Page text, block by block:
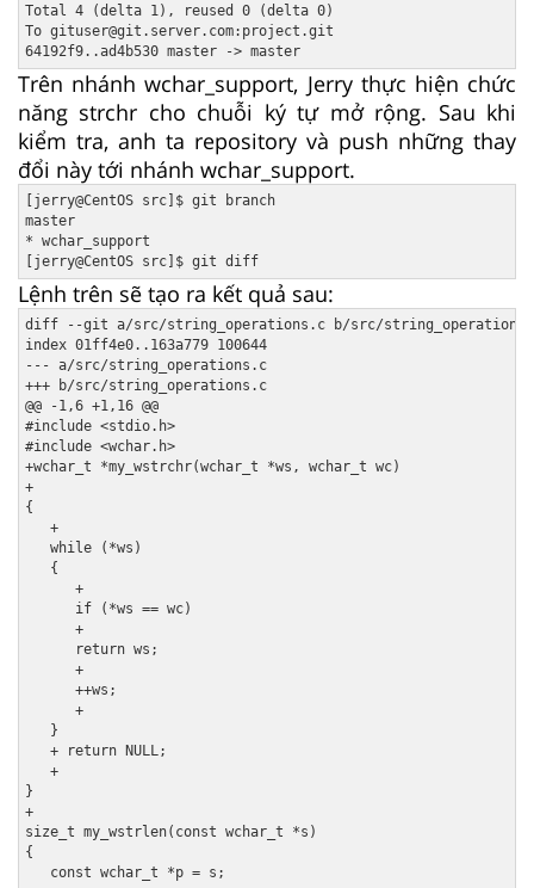
Total 4 (delta 1), reused 0 (delta 0)
To gituser@git.server.com:project.git
Trên nhánh wchar_support, Jerry thực hiện chức
năng strchr cho chuỗi ký tự mở rộng. Sau khi
kiểm tra, anh ta repository và push những thay
đổi này tới nhánh wchar_support.
[jerry@CentOS src]$ git branch
master
* wchar_support
Lệnh trên sẽ tạo ra kết quả sau:
diff --git a/src/string_operations.c b/src/
index 01ff4e0..163a779 100644
--- a/src/string_operations.c
+++ b/src/string_operations.c
@@ -1,6 +1,16 @@
#include <stdio.h>
#include <wchar.h>
+wchar_t *my_wstrchr(wchar_t *ws, wchar_t wc)
+
{
   +
   while (*ws)
   {
      +
      if (*ws == wc)
      +
      return ws;
      +
      ++ws;
      +
   }
   + return NULL;
   +
}
+
size_t my_wstrlen(const wchar_t *s)
{